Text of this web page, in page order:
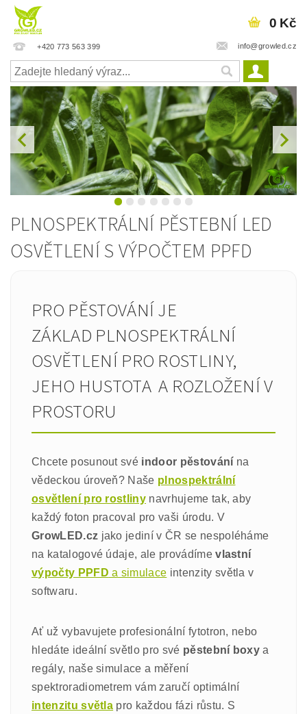
+420 773 563 399 info@growled.cz
0 Kč
PLNOSPEKTRÁLNÍ PĚSTEBNÍ LED
OSVĚTLENÍ S VÝPOČTEM PPFD
PRO PĚSTOVÁNÍ JE
ZÁKLAD PLNOSPEKTRÁLNÍ
OSVĚTLENÍ PRO ROSTLINY,
JEHO HUSTOTA A ROZLOŽENÍ V
PROSTORU
Chcete posunout své indoor pěstování na
vědeckou úroveň? Naše plnospektrální
osvětlení pro rostliny navrhujeme tak, aby
každý foton pracoval pro vaši úrodu. V
GrowLED.cz jako jediní v ČR se nespoléháme
na katalogové údaje, ale provádímevlastní
výpočty PPFD a simulace intenzity světla v
softwaru.
Ať už vybavujete profesionální fytotron, nebo
hledáte ideální světlo pro své pěstební boxy a
regály, naše simulace a měření
spektroradiometrem vám zaručí optimální
intenzitu světla pro každou fázi růstu. S